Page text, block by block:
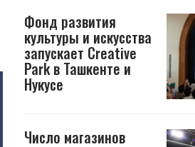
Фонд развития
культуры и искусства
запускает Creative
Park в Ташкенте и
Нукусе
Число магазинов